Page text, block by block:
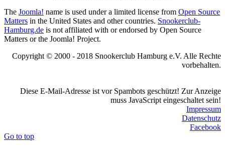
The Joomla! name is used under a limited license from Open Source
Matters in the United States and other countries. Snookerclub-
Hamburg.de is not affiliated with or endorsed by Open Source
Matters or the Joomla! Project.
Copyright © 2000 - 2018 Snookerclub Hamburg e.V. Alle Rechte
vorbehalten.
Diese E-Mail-Adresse ist vor Spambots geschützt! Zur Anzeige
muss JavaScript eingeschaltet sein!
Impressum
Datenschutz
Facebook
Go to top